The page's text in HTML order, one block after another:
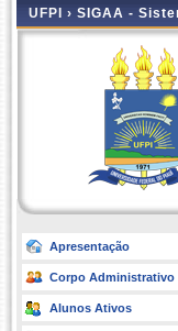
UFPI › SIGAA -
Apresentação
Corpo Administrativo
Alunos Ativos